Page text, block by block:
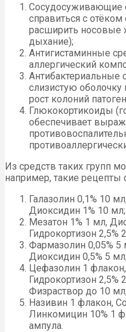
Сосудосуживающие
справиться с отёком
расширить носовые
дыхание);
Антигистаминные
аллергический
Антибактериальные
слизистую оболочку
рост колоний
Глюкокортикоиды
обеспечивает
Из средств таких групп
например, такие рецепты
Галазолин 0,1% 10
Диоксидин 1% 10 мл;
Мезатон 1% 1 мл,
Гидрокортизон 2,5%
Фармазолин 0,05% 5
Диоксидин 0,5% 5 мл;
Цефазолин 1
Гидрокортизон
Физраствор до 10 мл;
Називин 1 флакон,
Линкомицин 10% 1
ампула.